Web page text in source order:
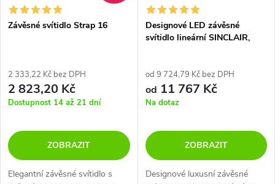
Závěsné svítidlo Strap 16
2 333,22 Kč bez DPH
2 823,20 Kč
Dostupnost 14 až 21 dní
ZOBRAZIT
Elegantní závěsné svítidlo s
Designové LED závěsné
svítidlo lineární SINCLAIR,
od 9 724,79 Kč bez DPH
od 11 767 Kč
Na dotaz
ZOBRAZIT
Designové luxusní závěsné